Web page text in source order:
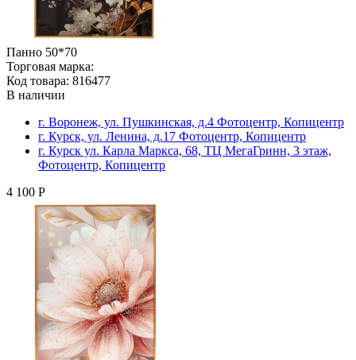
Панно 50*70
Торговая марка:
Код товара: 816477
В наличии
г. Воронеж, ул. Пушкинская, д.4 Фотоцентр, Копицентр
г. Курск, ул. Ленина, д.17 Фотоцентр, Копицентр
г. Курск ул. Карла Маркса, 68, ТЦ МегаГринн, 3 этаж,
Фотоцентр, Копицентр
4 100 Р